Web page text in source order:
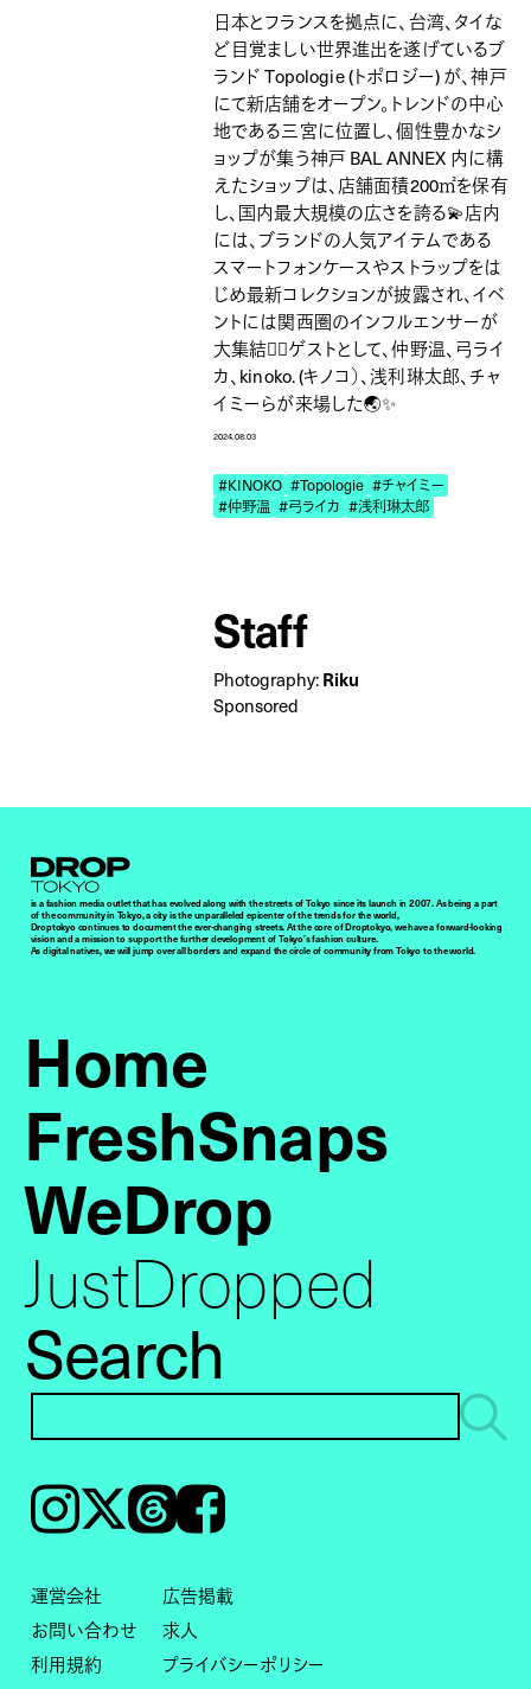
日本とフランスを拠点に、台湾、タイな
ど目覚ましい世界進出を遂げているブ
ランド Topologie (トポロジー) が、神戸
にて新店舗をオープン。トレンドの中心
地である三宮に位置し、個性豊かなシ
ョップが集う神戸 BAL ANNEX 内に構
えたショップは、店舗面積200㎡を保有
し、国内最大規模の広さを誇る💫店内
には、ブランドの人気アイテムである
スマートフォンケースやストラップをは
じめ最新コレクションが披露され、イベ
ントには関西圏のインフルエンサーが
大集結❤️‍🔥ゲストとして、仲野温、弓ライ
カ、kinoko. (キノコ）、浅利琳太郎、チャ
イミーらが来場した🌏✨
2024.08.03
#KINOKO #Topologie #チャイミー
#仲野温 #弓ライカ #浅利琳太郎
Staff
Photography: Riku
Sponsored
Droptokyo
is a fashion media outlet that has evolved along with the streets of Tokyo since its launch in 2007. As being a part
of the community in Tokyo, a city is the unparalleled epicenter of the trends for the world,
Droptokyo continues to document the ever-changing streets. At the core of Droptokyo, we have a forward-looking
vision and a mission to support the further development of Tokyo’s fashion culture.
As digital natives, we will jump over all borders and expand the circle of community from Tokyo to the world.
Home
FreshSnaps
WeDrop
JustDropped
Search
Instagram𝕏ThreadsFacebook
運営会社
広告掲載
お問い合わせ
求人
利用規約
プライバシーポリシー